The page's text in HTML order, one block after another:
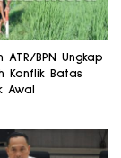
ATR/BPN Ungkap
Konflik Batas
Awal